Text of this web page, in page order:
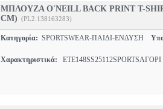
ΜΠΛΟΥΖΑ O'NEILL BACK PRINT T-
CM) (PL2.138163283)
Κατηγορία: SPORTSWEAR-ΠΑΙΔΙ-ΕΝΔΥΣΗ
Χαρακτηριστικά: